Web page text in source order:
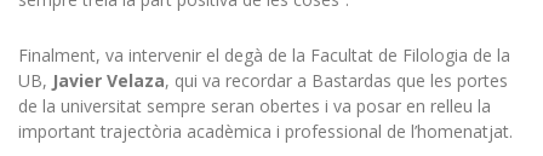
Finalment, va intervenir el degà de la Facultat de Filologia de la
UB, Javier Velaza, qui va recordar a Bastardas que les portes
de la universitat sempre seran obertes i va posar en relleu la
important trajectòria acadèmica i professional de l’homenatjat.